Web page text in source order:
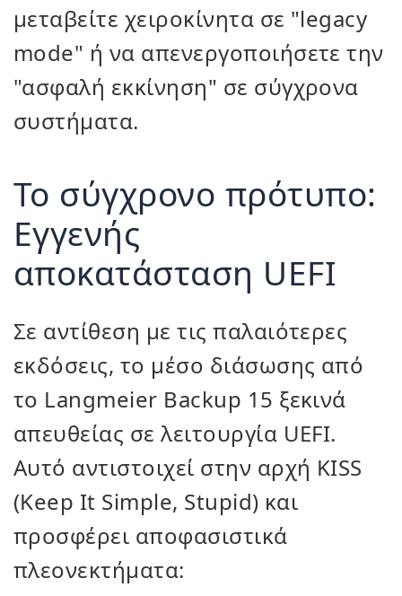
μεταβείτε χειροκίνητα σε "legacy
mode" ή να απενεργοποιήσετε την
"ασφαλή εκκίνηση" σε σύγχρονα
συστήματα.
Το σύγχρονο πρότυπο:
Εγγενής
αποκατάσταση UEFI
Σε αντίθεση με τις παλαιότερες
εκδόσεις, το μέσο διάσωσης από
το Langmeier Backup 15 ξεκινά
απευθείας σε λειτουργία UEFI.
Αυτό αντιστοιχεί στην αρχή KISS
(Keep It Simple, Stupid) και
προσφέρει αποφασιστικά
πλεονεκτήματα: